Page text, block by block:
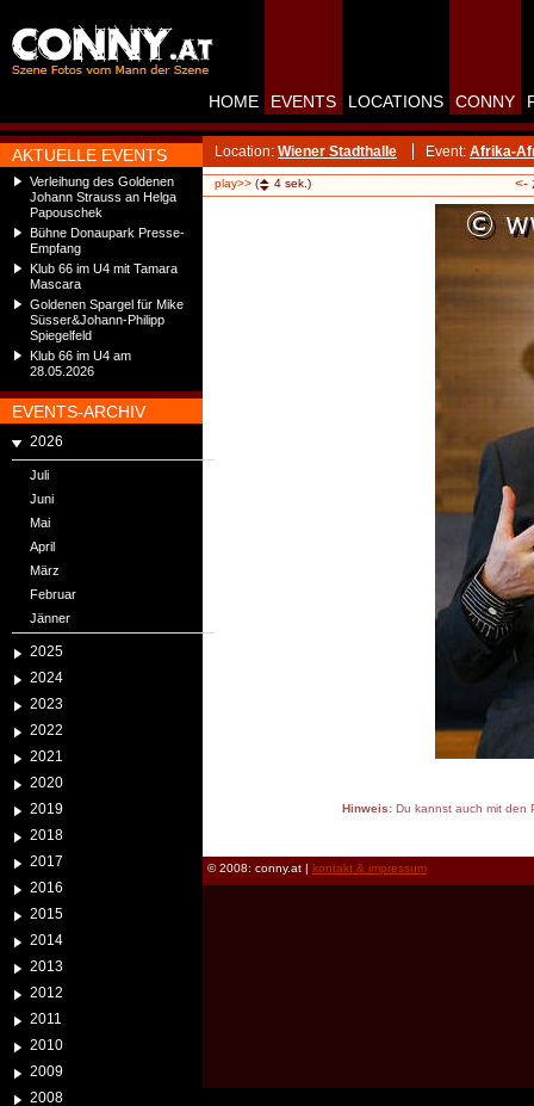
AKTUELLE EVENTS
Verleihung des Goldenen
Johann Strauss an Helga
Papouschek
Bühne Donaupark Presse-
Empfang
Klub 66 im U4 mit Tamara
Mascara
Goldenen Spargel für Mike
Süsser&Johann-Philipp
Spiegelfeld
Klub 66 im U4 am
28.05.2026
EVENTS-ARCHIV
2026
Juli
Juni
Mai
April
März
Februar
Jänner
2025
2024
2023
2022
2021
2020
2019
2018
2017
2016
2015
2014
2013
2012
2011
2010
2009
2008
HOME EVENTS LOCATIONS CONNY
Location: Wiener Stadthalle Event: Afrika-
play>> ( 4 sek.) <-
Hinweis:Du kannst auch mit den
© 2008: conny.at | kontakt & impressum